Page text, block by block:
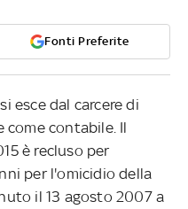
Fonti Preferite
esce dal carcere di
come contabile. Il
è recluso per
per l'omicidio della
il 13 agosto 2007 a